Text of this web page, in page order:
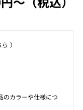
ら ）
のカラーや仕様につ